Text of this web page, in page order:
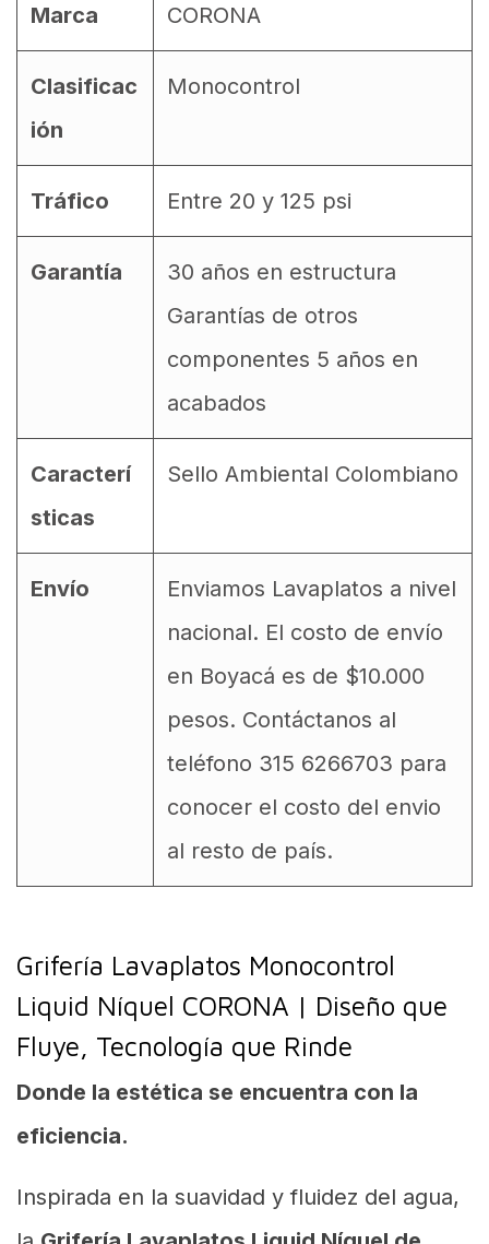
Marca CORONA
Clasificac
ión
Monocontrol
Tráfico Entre 20 y 125 psi
Garantía
30 años en estructura
Garantías de otros
componentes 5 años en
acabados
Caracterí
sticas
Sello Ambiental Colombiano
Envío
Enviamos Lavaplatos a nivel
nacional. El costo de envío
en Boyacá es de $10.000
pesos. Contáctanos al
teléfono 315 6266703 para
conocer el costo del envio
al resto de país.
Grifería Lavaplatos Monocontrol
Liquid Níquel CORONA | Diseño que
Fluye, Tecnología que Rinde
Donde la estética se encuentra con la
eficiencia.
Inspirada en la suavidad y fluidez del agua,